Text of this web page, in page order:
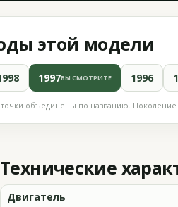
этой модели
1997ВЫ СМОТРИТЕ 1996
объединены по названию. Поколение
Технические
Двигатель